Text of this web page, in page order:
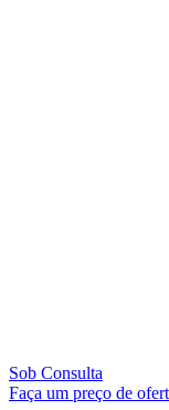
Sob Consulta
Faça um preço de